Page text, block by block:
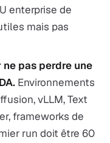
enterprise de
mais pas
pas perdre une
Environnements
vLLM, Text
frameworks de
run doit être 60